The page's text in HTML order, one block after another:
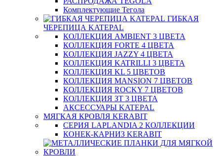
Комплектующие Тегола
ГИБКАЯ
ЧЕРЕПИЦА KATEPAL
КОЛЛЕКЦИЯ AMBIENT 3 ЦВЕТА
КОЛЛЕКЦИЯ FORTE 4 ЦВЕТА
КОЛЛЕКЦИЯ JAZZY 4 ЦВЕТА
КОЛЛЕКЦИЯ KATRILLI 3 ЦВЕТА
КОЛЛЕКЦИЯ KL 5 ЦВЕТОВ
КОЛЛЕКЦИЯ MANSION 7 ЦВЕТОВ
КОЛЛЕКЦИЯ ROCKY 7 ЦВЕТОВ
КОЛЛЕКЦИЯ ЗТ 3 ЦВЕТА
АКСЕССУАРЫ KATEPAL
МЯГКАЯ КРОВЛЯ KERABIT
СЕРИЯ LAPLANDIA 2 КОЛЛЕКЦИИ
КОНЕК-КАРНИЗ KERABIT